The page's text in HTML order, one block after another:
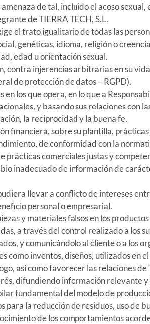
de tal, incluido el acoso
de TIERRA TECH, S.L.
el trato igualitario de todas las
genéticas, idioma, religión o
edad u orientación sexual.
contra injerencias arbitrarias en su
de protección de datos – RGPD).
en los que opera, en lo que a
y basando sus relaciones con
la reciprocidad y la buena fe.
financiera, sobre su plantilla,
de conformidad con la
prácticas comerciales justas y
inadecuado de información de
llevar a conflicto de intereses
personal o empresarial.
y materiales falsos en los
a través del control realizado a los
y comunicándolo al cliente o a los
como inventos, diseños, utilizados en
así como favorecer las relaciones
difundiendo información relevante
fundamental del modelo de
para la reducción de residuos, uso de
de los comportamientos